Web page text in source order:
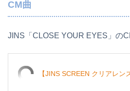
CM曲
JINS「CLOSE YOUR EYES」の
【JINS SCREEN クリアレ